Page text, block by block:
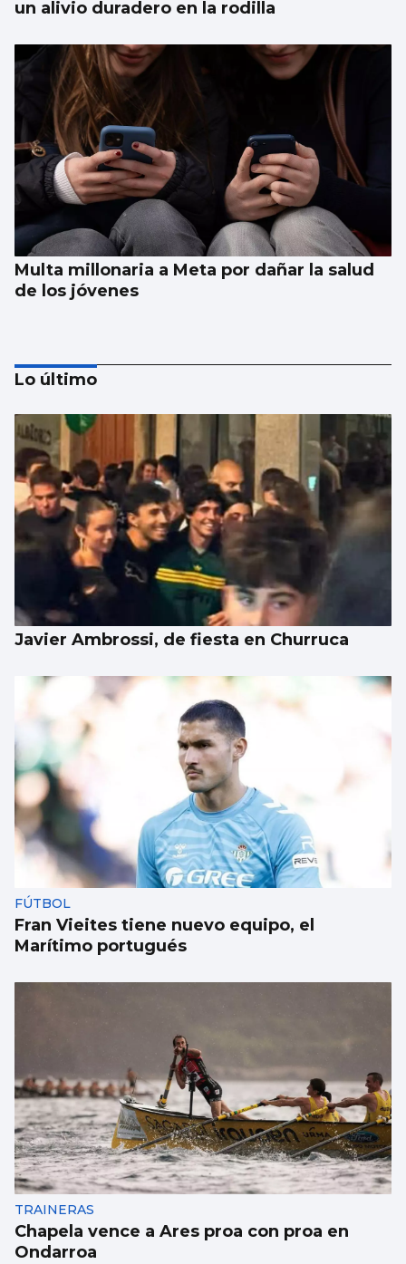
un alivio duradero en la rodilla
Multa millonaria a Meta por dañar la salud
de los jóvenes
Galería | Álbum para celebrar el Día
Internacional del Gato
Lo último
Javier Ambrossi, de fiesta en Churruca
FÚTBOL
Fran Vieites tiene nuevo equipo, el
Marítimo portugués
TRAINERAS
Chapela vence a Ares proa con proa en
Ondarroa